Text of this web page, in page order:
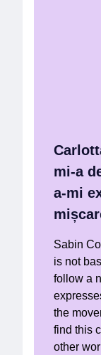
mi-a
a-mi
Sabin
is not
follow a
the
find this
other